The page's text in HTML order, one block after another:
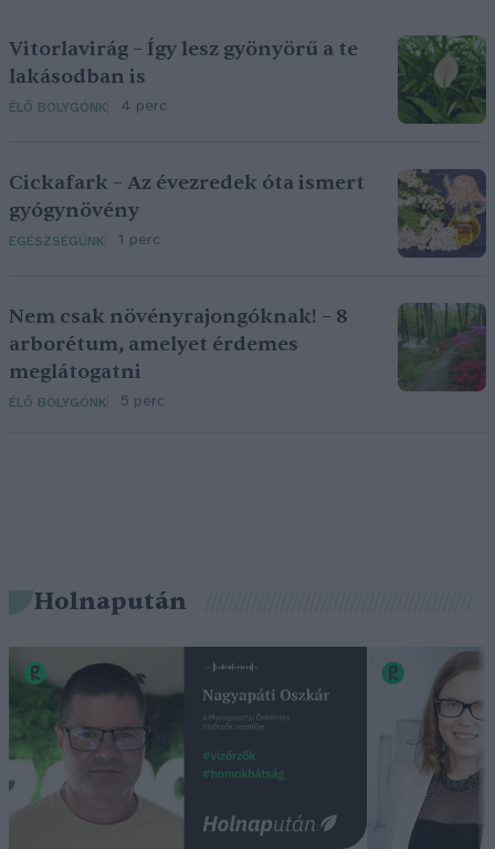
Vitorlavirág – Így lesz gyönyörű a te
lakásodban is
ÉLŐ BOLYGÓNK 4 perc
Cickafark – Az évezredek óta ismert
gyógynövény
EGÉSZSÉGÜNK 1 perc
Nem csak növényrajongóknak! – 8
arborétum, amelyet érdemes
meglátogatni
ÉLŐ BOLYGÓNK 5 perc
Holnapután